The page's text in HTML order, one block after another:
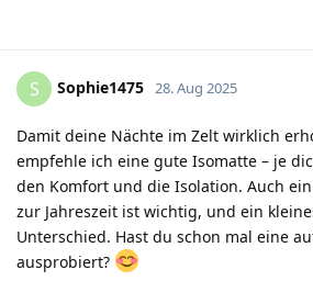
S Sophie1475 28. Aug 2025
Damit deine Nächte im Zelt wirklich
empfehle ich eine gute Isomatte – je
den Komfort und die Isolation. Auch
zur Jahreszeit ist wichtig, und ein
Unterschied. Hast du schon mal eine
ausprobiert?